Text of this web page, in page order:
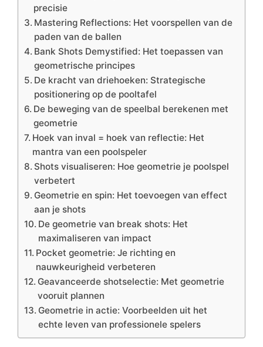
precisie
Mastering Reflections: Het voorspellen van de
paden van de ballen
Bank Shots Demystified: Het toepassen van
geometrische principes
De kracht van driehoeken: Strategische
positionering op de pooltafel
De beweging van de speelbal berekenen met
geometrie
Hoek van inval = hoek van reflectie: Het
mantra van een poolspeler
Shots visualiseren: Hoe geometrie je poolspel
verbetert
Geometrie en spin: Het toevoegen van effect
aan je shots
De geometrie van break shots: Het
maximaliseren van impact
Pocket geometrie: Je richting en
nauwkeurigheid verbeteren
Geavanceerde shotselectie: Met geometrie
vooruit plannen
Geometrie in actie: Voorbeelden uit het
echte leven van professionele spelers